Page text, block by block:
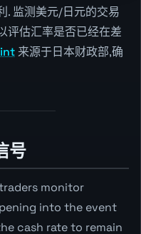
. 监测美元/日元的交易
评估汇率是否已经在差
来源于日本财政部,确
号
monitor
into the event
cash rate to remain